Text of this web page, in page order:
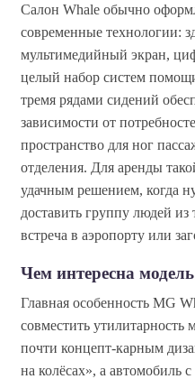
Салон Whale обычно
современные технологии:
мультимедийный экран,
целый набор систем
тремя рядами сидений
зависимости от
пространство для ног
отделения. Для аренды
удачным решением, когда
доставить группу людей
встреча в аэропорту или
Чем интересна модель
Главная особенность MG
совместить
почти концепт-карным
на колёсах», а автомобиль